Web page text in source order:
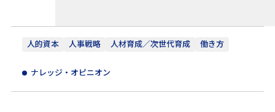
人的資本 人事戦略 人材育成／次世代育成 働き方
ナレッジ・オピニオン